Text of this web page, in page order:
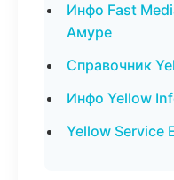
Инфо Fast
Амуре
Справочник
Инфо Yellow
Yellow Service